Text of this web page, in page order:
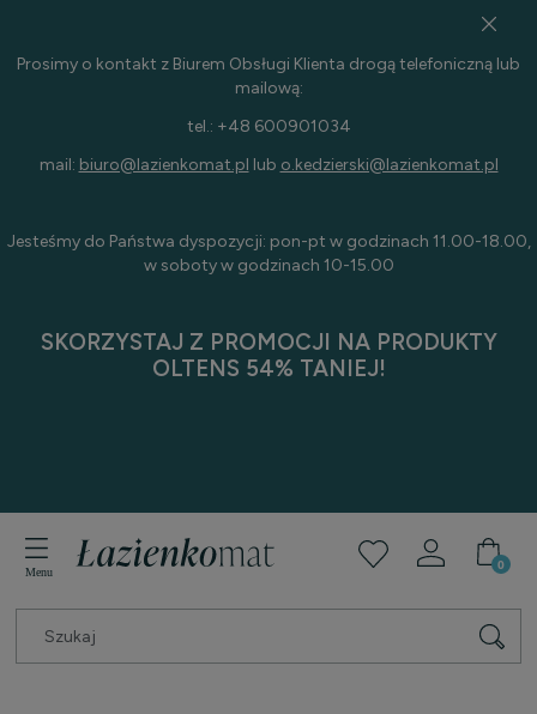
Prosimy o kontakt z Biurem Obsługi Klienta drogą telefoniczną lub
mailową:
tel.: +48 600901034
mail: biuro@lazienkomat.pl lub o.kedzierski@lazienkomat.pl
Jesteśmy do Państwa dyspozycji: pon-pt w godzinach 11.00-18.00,
w soboty w godzinach 10-15.00
SKORZYSTAJ Z PROMOCJI NA PRODUKTY
OLTENS 54% TANIEJ!